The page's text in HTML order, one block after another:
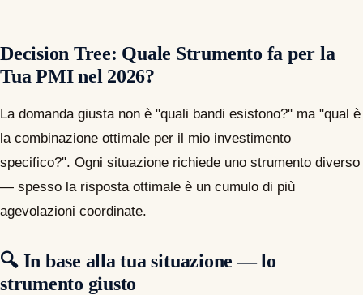
Decision Tree: Quale Strumento fa per la
Tua PMI nel 2026?
La domanda giusta non è "quali bandi esistono?" ma "qual è
la combinazione ottimale per il mio investimento
specifico?". Ogni situazione richiede uno strumento diverso
— spesso la risposta ottimale è un cumulo di più
agevolazioni coordinate.
🔍 In base alla tua situazione — lo
strumento giusto